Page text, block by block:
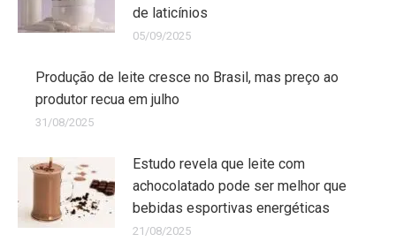
de laticínios
05/09/2025
Produção de leite cresce no Brasil, mas preço ao
produtor recua em julho
31/08/2025
Estudo revela que leite com
achocolatado pode ser melhor que
bebidas esportivas energéticas
21/08/2025